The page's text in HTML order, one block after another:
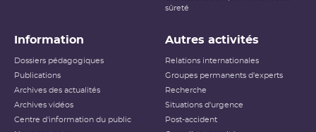
sûreté
Information
Dossiers pédagogiques
Publications
Archives des actualités
Archives vidéos
Centre d'information du public
Autres activités
Relations internationales
Groupes permanents d'experts
Recherche
Situations d'urgence
Post-accident